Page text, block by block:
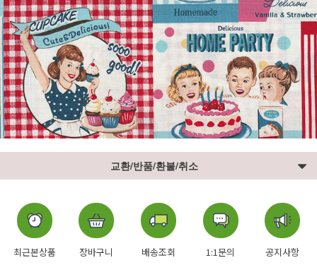
교환/반품/환불/취소
최근본상품 장바구니 배송조회 1:1문의 공지사항